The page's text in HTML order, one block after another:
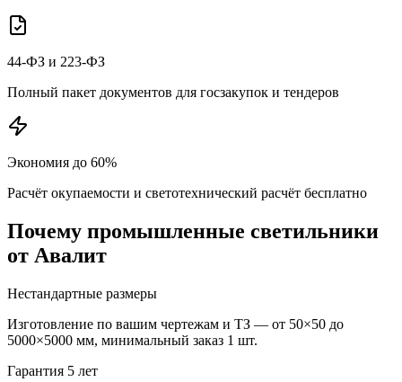
44-ФЗ и 223-ФЗ
Полный пакет документов для госзакупок и тендеров
Экономия до 60%
Расчёт окупаемости и светотехнический расчёт бесплатно
Почему промышленные светильники
от Авалит
Нестандартные размеры
Изготовление по вашим чертежам и ТЗ — от 50×50 до
5000×5000 мм, минимальный заказ 1 шт.
Гарантия 5 лет